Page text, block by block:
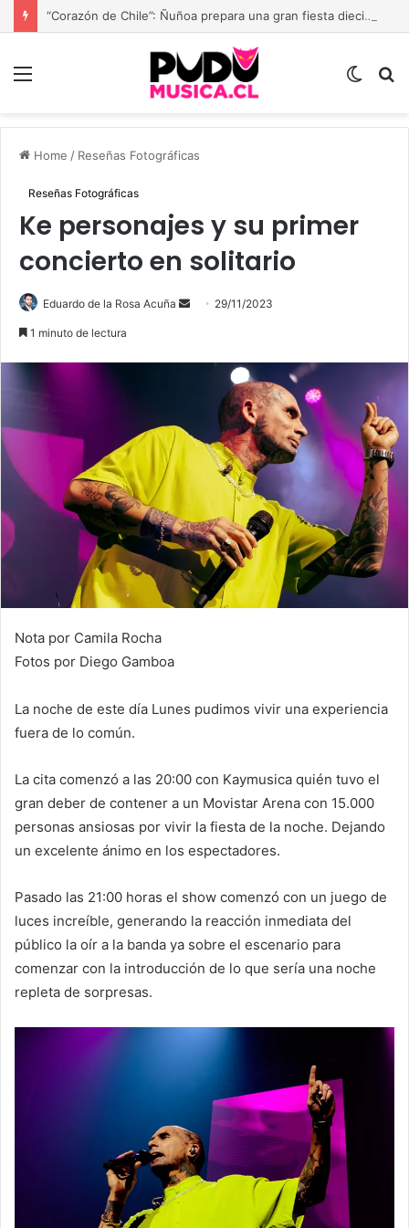
“Corazón de Chile”: Ñuñoa prepara una gran fiesta dieciochera para celebrar las Fiestas Patrias
Menu
Switch
Home / Reseñas Fotográficas
Reseñas Fotográficas
Ke personajes y su primer
concierto en solitario
Eduardo de la Rosa Acuña
Send 29/11/2023
1 minuto de lectura
Nota por Camila Rocha
Fotos por Diego Gamboa
La noche de este día Lunes pudimos vivir una experiencia
fuera de lo común.
La cita comenzó a las 20:00 con Kaymusica quién tuvo el
gran deber de contener a un Movistar Arena con 15.000
personas ansiosas por vivir la fiesta de la noche. Dejando
un excelente ánimo en los espectadores.
Pasado las 21:00 horas el show comenzó con un juego de
luces increíble, generando la reacción inmediata del
público la oír a la banda ya sobre el escenario para
comenzar con la introducción de lo que sería una noche
repleta de sorpresas.